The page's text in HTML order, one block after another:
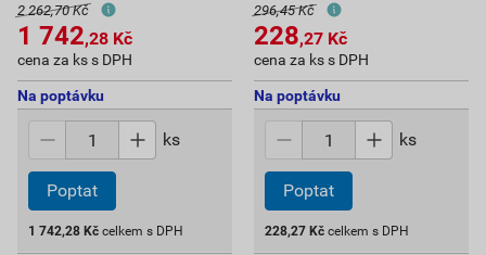
2 262,70 Kč
1 742,28 Kč
cena za ks s DPH
Na poptávku
ks
Poptat
1 742,28 Kč celkem s DPH
296,45 Kč
228,27 Kč
cena za ks s DPH
Na poptávku
ks
Poptat
228,27 Kč celkem s DPH